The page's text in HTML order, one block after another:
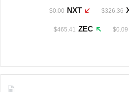
$326.36
NXT
$0.00
$0.09
ZEC
$465.41